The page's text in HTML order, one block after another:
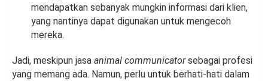
mendapatkan sebanyak mungkin informasi dari klien,
yang nantinya dapat digunakan untuk mengecoh
mereka.
Jadi, meskipun jasa animal communicatorsebagai profesi
yang memang ada. Namun, perlu untuk berhati-hati dalam